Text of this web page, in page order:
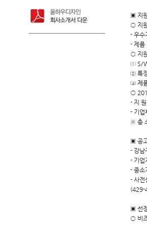
▣ 지
○ 지
- 우수
- 제품
○ 지
① S/
② 특
③ 제
○
- 지
- 기업
※ 총
▣ 공
- 강
- 기
- 중
- 사전
(429-
▣ 선
○ 비